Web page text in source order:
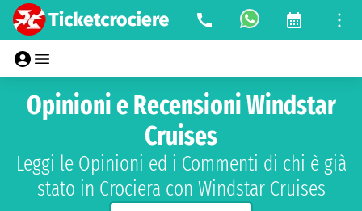
Opinioni e Recensioni Windstar
Cruises
Leggi le Opinioni ed i Commenti di chi è già
stato in Crociera con Windstar Cruises